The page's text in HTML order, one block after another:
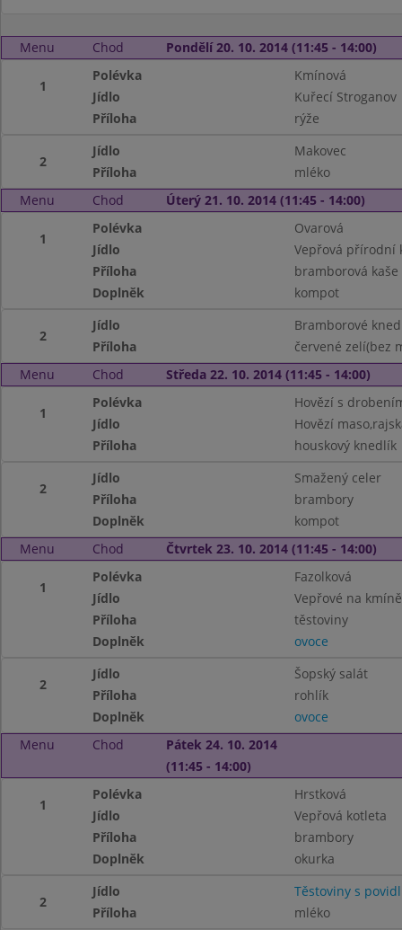
Menu Chod Pondělí 20. 10. 2014 (11:45 - 14:00)
1
Polévka
Kmínová
Jídlo
Kuřecí Stroganov
Příloha
rýže
2
Jídlo
Makovec
Příloha
mléko
Menu
Chod Úterý 21. 10. 2014 (11:45 - 14:00)
1
Polévka
Ovarová
Jídlo
Vepřová přírodní
Příloha
bramborová kaše
Doplněk
kompot
2
Jídlo
Bramborové
Příloha
červené zelí(bez
Menu
Chod Středa 22. 10. 2014 (11:45 - 14:00)
1
Polévka
Hovězí s
Jídlo
Hovězí
Příloha
houskový knedlík
2
Jídlo
Smažený celer
Příloha
brambory
Doplněk
kompot
Menu
Chod Čtvrtek 23. 10. 2014 (11:45 - 14:00)
1
Polévka
Fazolková
Jídlo
Vepřové na kmíně
Příloha
těstoviny
Doplněk
ovoce
2
Jídlo
Šopský salát
Příloha
rohlík
Doplněk
ovoce
Menu
Chod
Pátek 24. 10. 2014
(11:45 - 14:00)
1
Polévka
Hrstková
Jídlo
Vepřová kotleta
Příloha
brambory
Doplněk
okurka
2
Jídlo
Těstoviny s
Příloha
mléko